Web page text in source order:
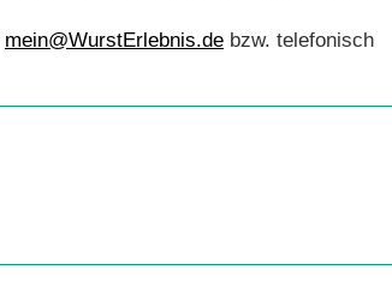
mein@WurstErlebnis.de bzw. telefonisch